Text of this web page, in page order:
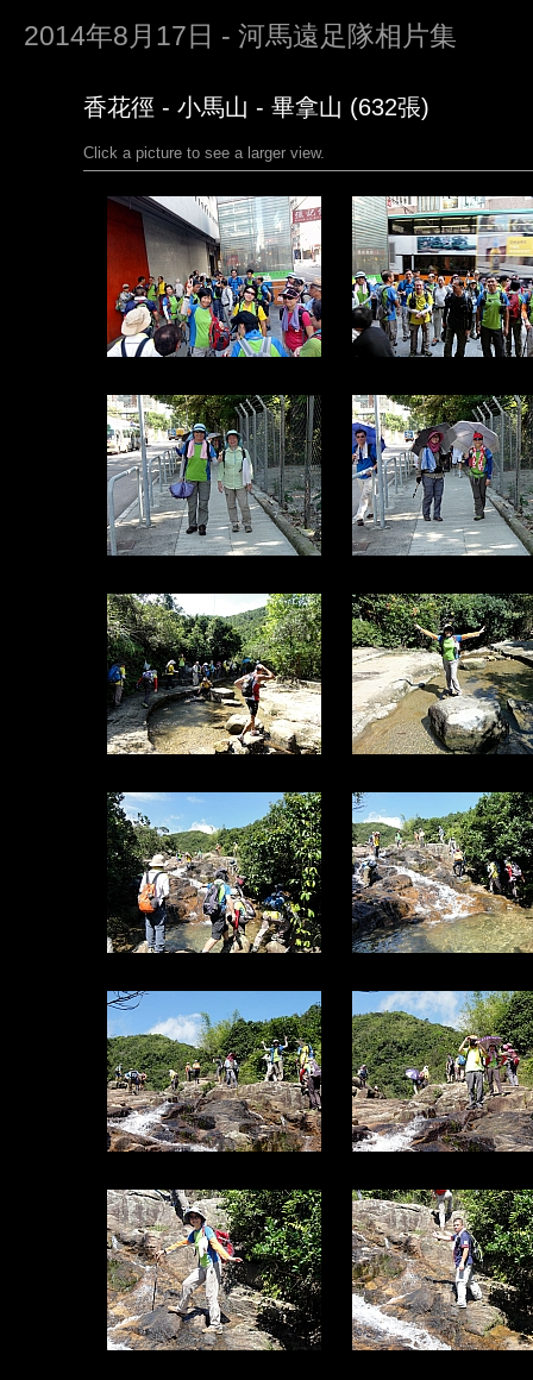
2014年8月17日 - 河馬遠足隊相片集
香花徑 - 小馬山 - 畢拿山 (632張)
Click a picture to see a larger view.